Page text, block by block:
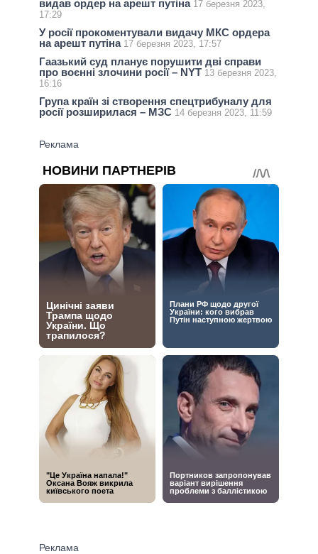
видав ордер на арешт путіна 17 березня 2023,
17:29
У росії прокоментували видачу МКС ордера
на арешт путіна 17 березня 2023, 17:57
Гаазький суд планує порушити дві справи
про воєнні злочини росії – NYT 13 березня 2023,
16:16
Група країн зі створення спецтрибуналу для
росії розширилася – МЗС 14 березня 2023, 11:59